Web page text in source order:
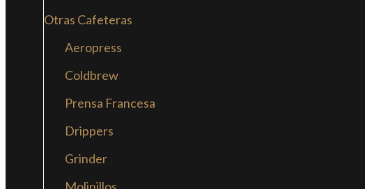
Otras Cafeteras
Aeropress
Coldbrew
Prensa Francesa
Drippers
Grinder